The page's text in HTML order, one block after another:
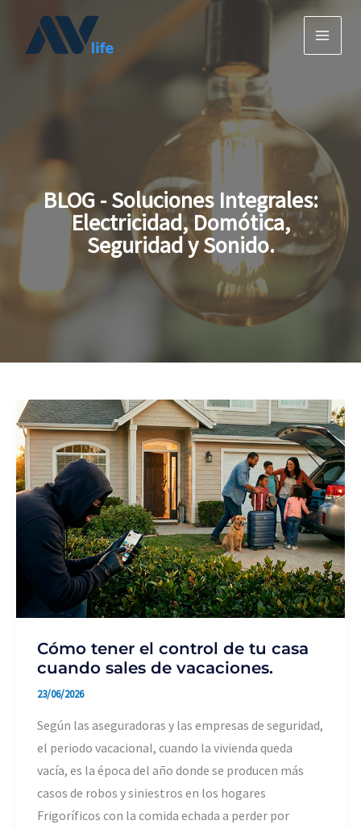
contenido
BLOG - Soluciones Integrales:
Electricidad, Domótica,
Seguridad y Sonido.
Cómo tener el control de tu casa
cuando sales de vacaciones.
23/06/2026
Según las aseguradoras y las empresas de seguridad,
el periodo vacacional, cuando la vivienda queda
vacía, es la época del año donde se producen más
casos de robos y siniestros en los hogares
Frigoríficos con la comida echada a perder por